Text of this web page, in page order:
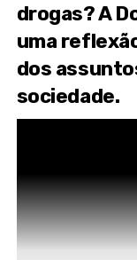
drogas? A
uma
dos
sociedade.